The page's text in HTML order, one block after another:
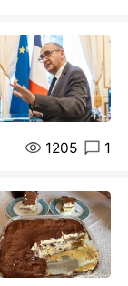
1205 1